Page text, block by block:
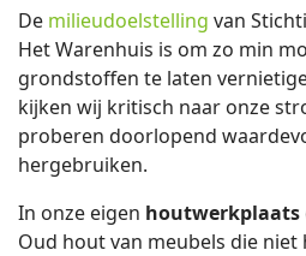
De milieudoelstelling van
Het Warenhuis is om zo min
grondstoffen te laten
kijken wij kritisch naar onze
proberen doorlopend
hergebruiken.
In onze eigen houtwerkplaats
Oud hout van meubels die